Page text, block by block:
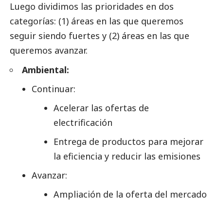
Luego dividimos las prioridades en dos
categorías: (1) áreas en las que queremos
seguir siendo fuertes y (2) áreas en las que
queremos avanzar.
Ambiental:
Continuar:
Acelerar las ofertas de
electrificación
Entrega de productos para mejorar
la eficiencia y reducir las emisiones
Avanzar:
Ampliación de la oferta del mercado